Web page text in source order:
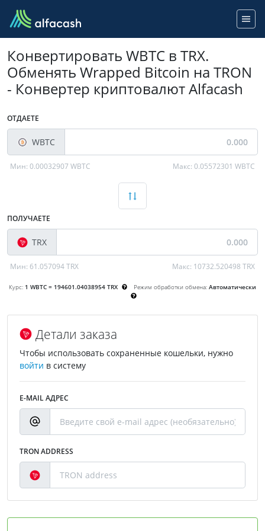
Конвертировать WBTC в TRX.
Обменять Wrapped Bitcoin на TRON
- Конвертер криптовалют Alfacash
ОТДАЕТЕ
WBTC
Мин: 0.00032907 WBTC Макс:0.05572301 WBTC
ПОЛУЧАЕТЕ
TRX
Мин: 61.057094 TRX Макс: 10732.520498 TRX
Курс: 1 WBTC = 194601.04038954 TRX Режим обработки обмена:Автоматически
Детали заказа
Чтобы использовать сохраненные кошельки, нужно
войти в систему
E-MAIL АДРЕС
TRON ADDRESS